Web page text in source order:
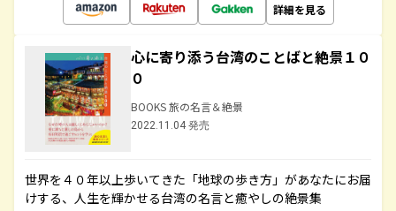
詳細を見る
心に寄り添う台湾のことばと絶景１０
０
BOOKS 旅の名言＆絶景
2022.11.04 発売
世界を４０年以上歩いてきた「地球の歩き方」があなたにお届
けする、人生を輝かせる台湾の名言と癒やしの絶景集